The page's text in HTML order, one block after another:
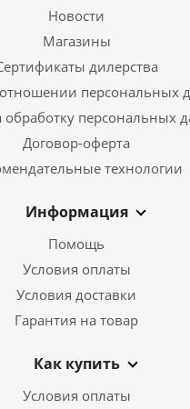
Новости
Магазины
дилерства
персональных
обработку персональных
Договор-оферта
технологии
Информация
Помощь
Условия оплаты
Условия доставки
Гарантия на товар
Как купить
Условия оплаты